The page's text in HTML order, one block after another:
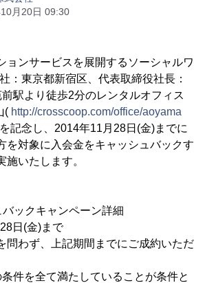
月20日 09:30
ョンサービスを展開するソーシャルワ
：東京都新宿区、代表取締役社長：
駅より徒歩2分のレンタルオフィス
( http://crosscoop.com/office/aoyama
記念し、2014年11月28日(金)までに
を対象に入会金をキャッシュバックす
施いたします。
ックキャンペーン詳細
日(金)まで
問わず、上記期間までにご成約いただ
件を全て満たしていることが条件と